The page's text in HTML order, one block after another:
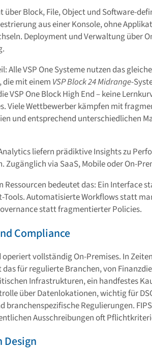
über Block, File, Object und Software-
aus einer Konsole, ohne
Deployment und Verwaltung über
Alle VSP One Systeme nutzen das
mit einem VSP Block 24 Midrange-
VSP One Block High End – keine
Viele Wettbewerber kämpfen mit
und entsprechend unterschiedlichen
liefern prädiktive Insights zu
Zugänglich via SaaS, Mobile oder On-
Ressourcen bedeutet das: Ein Interface
Tools. Automatisierte Workflows statt
statt fragmentierter Policies.
Compliance
operiert vollständig On-Premises. In
für regulierte Branchen, von
Infrastrukturen, ein handfestes
über Datenlokationen, wichtig für
Regulierungen.
Ausschreibungen oft